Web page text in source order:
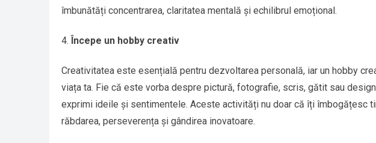
îmbunătăți concentrarea, claritatea mentală și echilibrul emoțional.
Începe un hobby creativ
Creativitatea este esențială pentru dezvoltarea personală, iar un hobby
viața ta. Fie că este vorba despre pictură, fotografie, scris, gătit sau
exprimi ideile și sentimentele. Aceste activități nu doar că îți îmbogățesc
răbdarea, perseverența și gândirea inovatoare.